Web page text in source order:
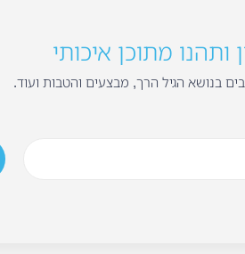
ותהנו מתוכן איכותי
בנושא הגיל הרך, מבצעים והטבות ועוד.